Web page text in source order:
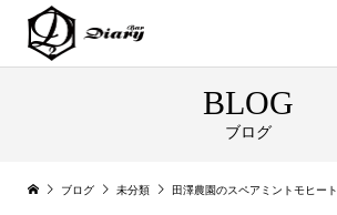
BLOG
ブログ
ブログ 未分類 田澤農園のスペアミントモヒート